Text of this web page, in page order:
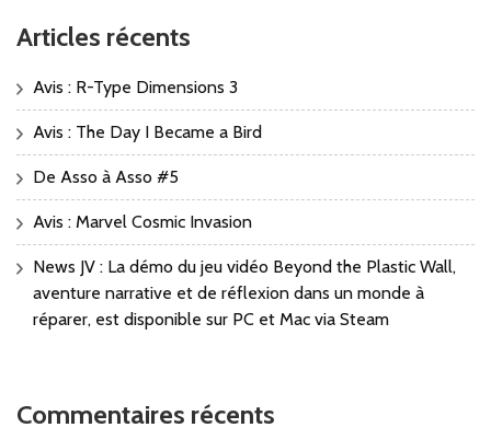
Articles récents
Avis : R-Type Dimensions 3
Avis : The Day I Became a Bird
De Asso à Asso #5
Avis : Marvel Cosmic Invasion
News JV : La démo du jeu vidéo Beyond the Plastic Wall,
aventure narrative et de réflexion dans un monde à
réparer, est disponible sur PC et Mac via Steam
Commentaires récents